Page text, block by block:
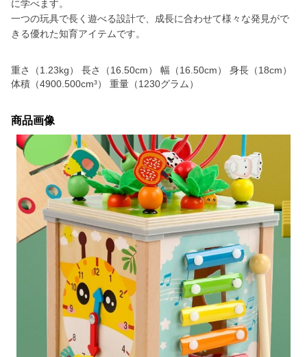
に学べます。
一つの玩具で長く遊べる設計で、成長に合わせて様々な発見がで
きる優れた知育アイテムです。
重さ（1.23kg） 長さ（16.50cm） 幅（16.50cm） 身長（18cm）
体積（4900.500cm³） 重量（1230グラム）
商品画像